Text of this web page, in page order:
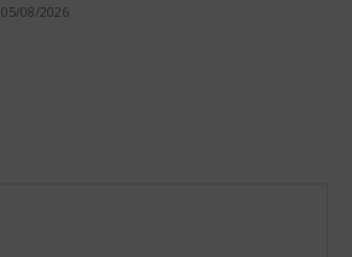
05/08/2026